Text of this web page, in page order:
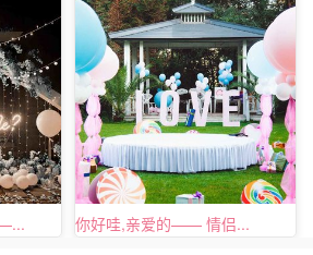
看到那句“我爱你”。
，将一个小礼物藏在她行李箱的角
时，会很感动的呦。
行一次周年纪念，买两个香槟被子，
字和纪念日，比如：预先到你所预定
你提供的杯子。这会给你的伴侣很大
有意义的纪念品。
你好哇,亲爱的—— 情侣...